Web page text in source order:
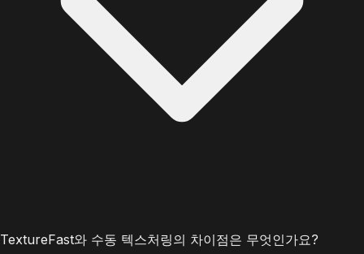
TextureFast와 수동 텍스처링의 차이점은 무엇인가요?